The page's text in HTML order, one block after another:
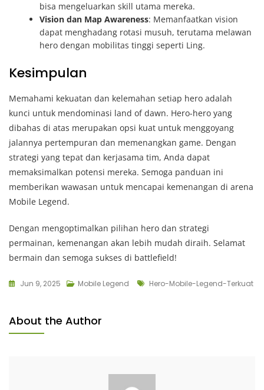
bisa mengeluarkan skill utama mereka.
Vision dan Map Awareness: Memanfaatkan vision
dapat menghadang rotasi musuh, terutama melawan
hero dengan mobilitas tinggi seperti Ling.
Kesimpulan
Memahami kekuatan dan kelemahan setiap hero adalah
kunci untuk mendominasi land of dawn. Hero-hero yang
dibahas di atas merupakan opsi kuat untuk menggoyang
jalannya pertempuran dan memenangkan game. Dengan
strategi yang tepat dan kerjasama tim, Anda dapat
memaksimalkan potensi mereka. Semoga panduan ini
memberikan wawasan untuk mencapai kemenangan di arena
Mobile Legend.
Dengan mengoptimalkan pilihan hero dan strategi
permainan, kemenangan akan lebih mudah diraih. Selamat
bermain dan semoga sukses di battlefield!
Jun 9, 2025 Mobile Legend Tags
Hero-Mobile-Legend-Terkuat
About the Author